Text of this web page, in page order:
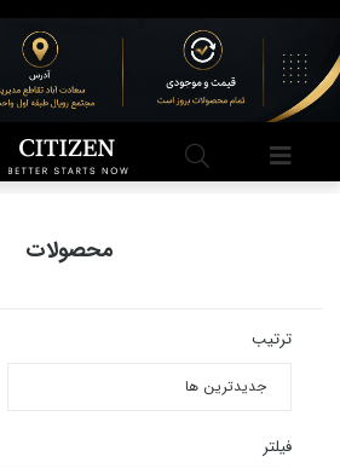
محصولات
ترتیب
فیلتر